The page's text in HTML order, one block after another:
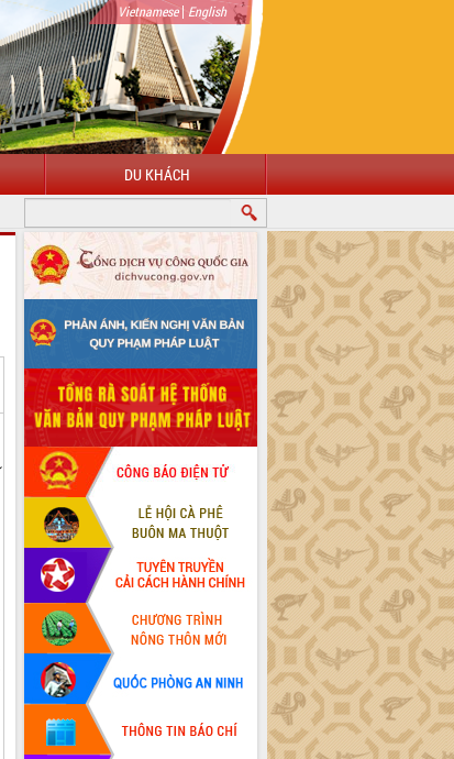
Vietnamese| English
DU KHÁCH